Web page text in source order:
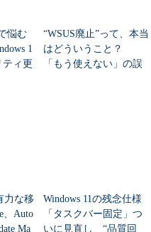
悩む
1
ティ更
“WSUS廃止”って、本当
はどういうこと？
「もう使えない」の誤
力な移
Auto
Ma
Windows 11の残念仕様
「タスクバー固定」つ
いに見直し “品質回